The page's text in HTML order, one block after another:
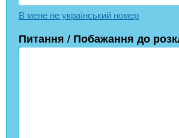
В мене не український номер
Питання / Побажання до